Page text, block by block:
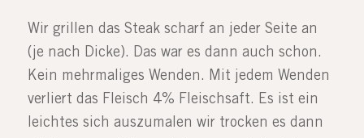
Wir grillen das Steak scharf an jeder Seite an
(je nach Dicke). Das war es dann auch schon.
Kein mehrmaliges Wenden. Mit jedem Wenden
verliert das Fleisch 4% Fleischsaft. Es ist ein
leichtes sich auszumalen wir trocken es dann